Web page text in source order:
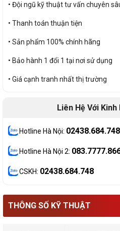
• Đội ngũ kỹ thuật tư vấn chuyên
• Thanh toán thuận tiện
• Sản phẩm 100% chính hãng
• Bảo hành 1 đổi 1 tại nơi sử dụng
• Giá cạnh tranh nhất thị trường
Liên Hệ Với
Hotline Hà Nội: 02438.684.748
Hotline Hà Nội 2:
CSKH: 02438.684.748
THÔNG SỐ KỸ THUẬT